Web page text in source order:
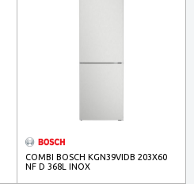
COMBI BOSCH KGN39VIDB 203X60
NF D 368L INOX